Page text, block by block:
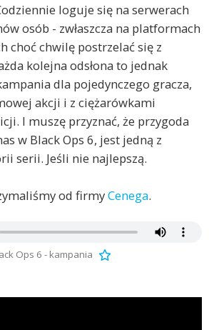
loguje się na serwerach
osób - zwłaszcza na platformach
choć chwilę postrzelać się z
kolejna odsłona to jednak
dla pojedynczego gracza,
akcji i z ciężarówkami
I muszę przyznać, że przygoda
w Black Ops 6, jest jedną z
serii. Jeśli nie najlepszą.
od firmyCenega.
Ops 6 - kampania